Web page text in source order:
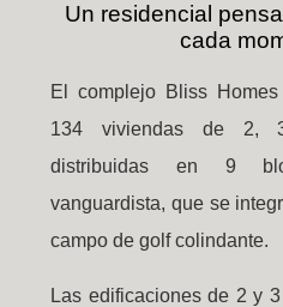
Un residencial
cada
El complejo Bliss
134 viviendas de 2,
distribuidas en 9
vanguardista, que se
campo de golf colindante.
Las edificaciones de 2 y